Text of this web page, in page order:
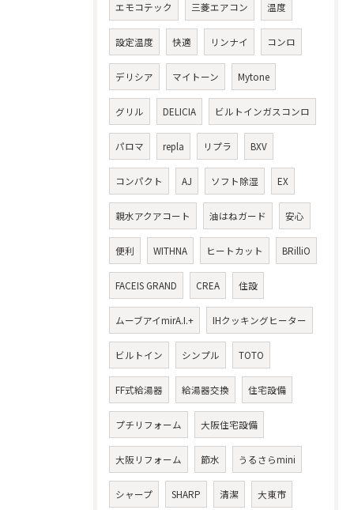
エモコテック 三菱エアコン 温度
設定温度 快適 リンナイ コンロ
デリシア マイトーン Mytone
グリル DELICIA ビルトインガスコンロ
パロマ repla リプラ BXV
コンパクト AJ ソフト除湿 EX
親水アクアコート 油はねガード 安心
便利 WITHNA ヒートカット BRilliO
FACEIS GRAND CREA 住設
ムーブアイmirA.I.+ IHクッキングヒーター
ビルトイン シンプル TOTO
FF式給湯器 給湯器交換 住宅設備
プチリフォーム 大阪住宅設備
大阪リフォーム 節水 うるさらmini
シャープ SHARP 清潔 大東市